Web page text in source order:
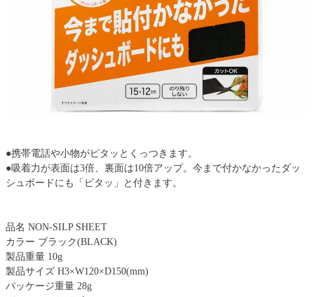
●携帯電話や小物がピタッとくっつきます。
●吸着力が表面は3倍、裏面は10倍アップ。今まで付かなかったダッ
シュボードにも「ピタッ」と付きます。
品名 NON-SILP SHEET
カラー ブラック(BLACK)
製品重量 10g
製品サイズ H3×W120×D150(mm)
パッケージ重量 28g